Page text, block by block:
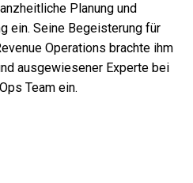
Planung und
ein. Seine Begeisterung für
Operations brachte ihm
ausgewiesener Experte bei
Team ein.